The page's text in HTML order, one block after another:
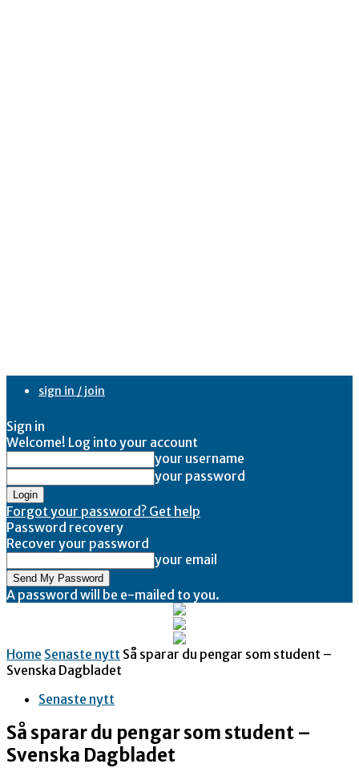
sign in / join
Sign in
Welcome! Log into your account
your username
your password
Forgot your password? Get help
Password recovery
Recover your password
your email
A password will be e-mailed to you.
Home Senaste nytt Så sparar du pengar som student –
Svenska Dagbladet
Senaste nytt
Så sparar du pengar som student –
Svenska Dagbladet